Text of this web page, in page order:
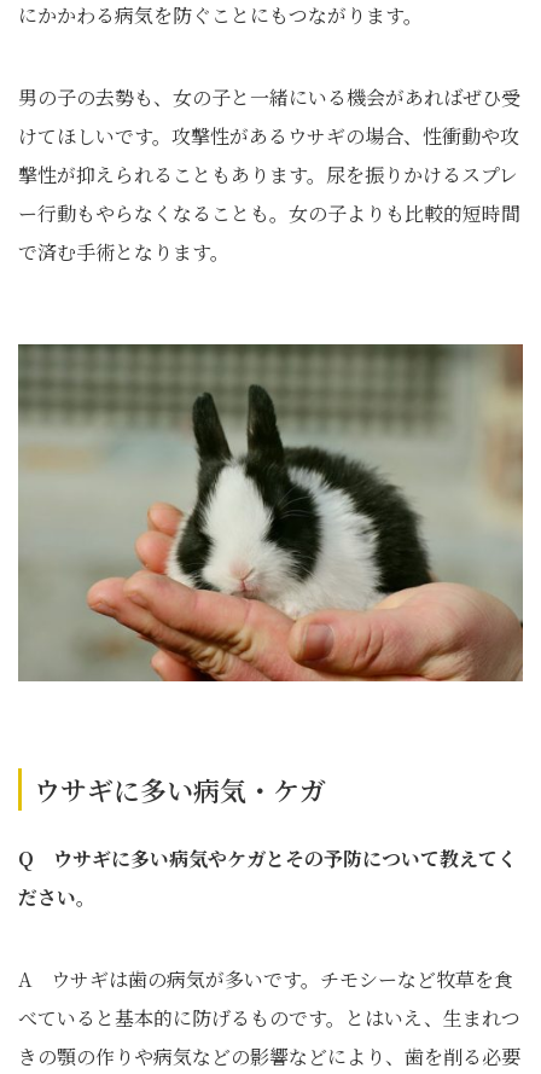
にかかわる病気を防ぐことにもつながります。
男の子の去勢も、女の子と一緒にいる機会があればぜひ受
けてほしいです。攻撃性があるウサギの場合、性衝動や攻
撃性が抑えられることもあります。尿を振りかけるスプレ
ー行動もやらなくなることも。女の子よりも比較的短時間
で済む手術となります。
ウサギに多い病気・ケガ
Q ウサギに多い病気やケガとその予防について教えてく
ださい。
A ウサギは歯の病気が多いです。チモシーなど牧草を食
べていると基本的に防げるものです。とはいえ、生まれつ
きの顎の作りや病気などの影響などにより、歯を削る必要